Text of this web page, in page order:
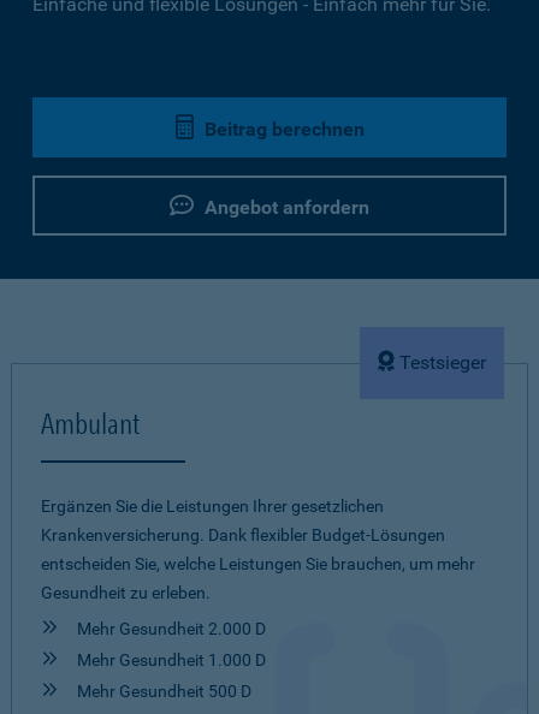
Beitrag berechnen
Angebot anfordern
Testsieger
Ambulant
Ergänzen Sie die Leistungen Ihrer gesetzlichen
Krankenversicherung. Dank flexibler Budget-Lösungen
entscheiden Sie, welche Leistungen Sie brauchen, um mehr
Gesundheit zu erleben.
Mehr Gesundheit 2.000 D
Mehr Gesundheit 1.000 D
Mehr Gesundheit 500 D